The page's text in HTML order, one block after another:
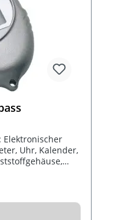
Elektronischer
Uhr, Kalender,
und